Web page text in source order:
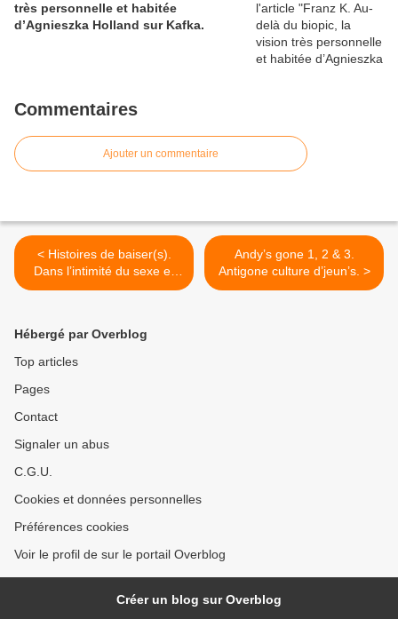
très personnelle et habitée
d’Agnieszka Holland sur Kafka.
Commentaires
Ajouter un commentaire
< Histoires de baiser(s).
Dans l’intimité du sexe et
des rapports amoureux.
Andy’s gone 1, 2 & 3.
Antigone culture d’jeun’s. >
Hébergé par Overblog
Top articles
Pages
Contact
Signaler un abus
C.G.U.
Cookies et données personnelles
Préférences cookies
Voir le profil de sur le portail Overblog
Créer un blog sur Overblog